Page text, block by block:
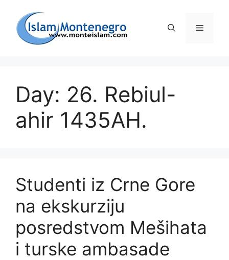
sadržaj
Day: 26. Rebiul-
ahir 1435AH.
Studenti iz Crne Gore
na ekskurziju
posredstvom Mešihata
i turske ambasade